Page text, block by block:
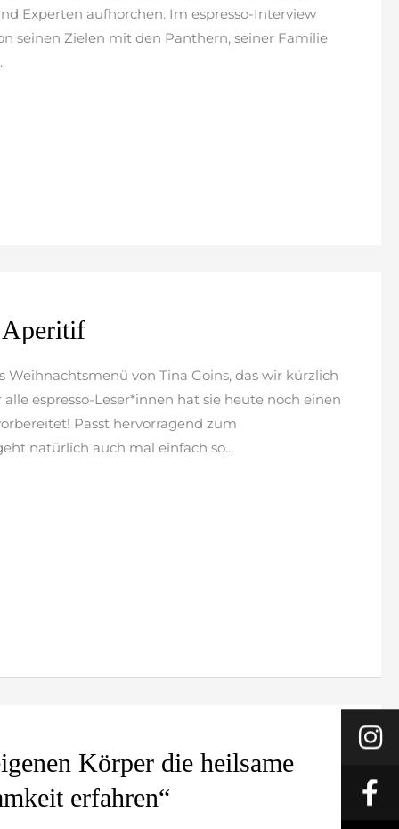
Experten aufhorchen. Im espresso-Interview
seinen Zielen mit den Panthern, seiner Familie
Aperitif
Weihnachtsmenü von Tina Goins, das wir kürzlich
espresso-Leser*innen hat sie heute noch einen
Passt hervorragend zum
natürlich auch mal einfach so…
Körper die heilsame
erfahren“